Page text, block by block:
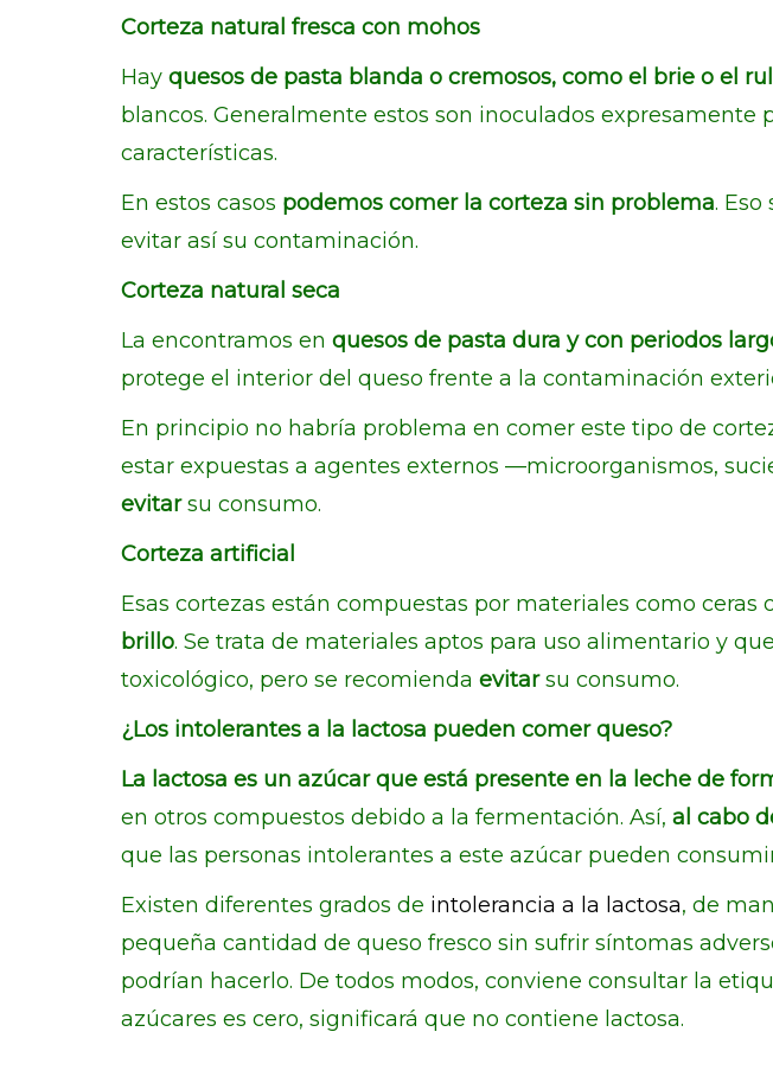
Corteza natural fresca con mohos
Hay quesos de pasta blanda o cremosos, como el brie o el
blancos. Generalmente estos son inoculados
características.
En estos casos podemos comer la corteza sin problema.
evitar así su contaminación.
Corteza natural seca
La encontramos en quesos de pasta dura y con periodos
protege el interior del queso frente a la contaminación
En principio no habría problema en comer este tipo de
estar expuestas a agentes externos —microorganismos,
evitarsu consumo.
Corteza artificial
Esas cortezas están compuestas por materiales como
brillo. Se trata de materiales aptos para uso alimentario y
toxicológico, pero se recomienda evitarsu consumo.
¿Los intolerantes a la lactosa pueden comer queso?
La lactosa es un azúcar que está presente en la leche de
en otros compuestos debido a la fermentación. Así, al cabo
que las personas intolerantes a este azúcar pueden
Existen diferentes grados de intolerancia a la lactosa, de
pequeña cantidad de queso fresco sin sufrir síntomas
podrían hacerlo. De todos modos, conviene consultar la
azúcares es cero, significará que no contiene lactosa.